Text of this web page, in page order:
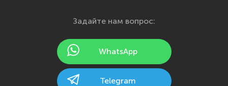
Йошкар-Ола
Калининград
Задайте нам вопрос:
WhatsApp
Telegram